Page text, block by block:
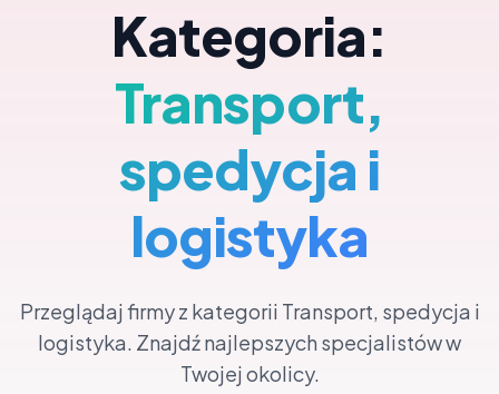
Blog
Kategoria:
Transport,
spedycja i
logistyka
Przeglądaj firmy z kategorii Transport, spedycja i
logistyka. Znajdź najlepszych specjalistów w
Twojej okolicy.